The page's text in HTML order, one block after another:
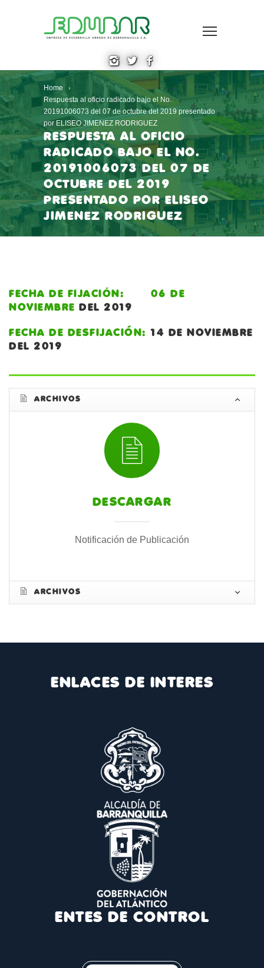
Home
Respuesta al oficio radicado bajo el No.
20191006073 del 07 de octubre del 2019 presentado
por ELISEO JIMENEZ RODRIGUEZ
RESPUESTA AL OFICIO
RADICADO BAJO EL NO.
20191006073 DEL 07 DE
OCTUBRE DEL 2019
PRESENTADO POR ELISEO
JIMENEZ RODRIGUEZ
FECHA DE FIJACIÓN: 06 DE
NOVIEMBRE DEL 2019
FECHA DE DESFIJACIÓN: 14 DE NOVIEMBRE
DEL 2019
ARCHIVOS
DESCARGAR
Notificación de Publicación
ARCHIVOS
ENLACES DE INTERES
ENTES DE CONTROL